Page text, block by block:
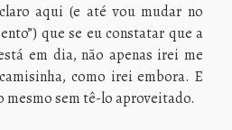
aqui (e até vou mudar no
que se eu constatar que a
em dia, não apenas irei me
como irei embora. E
mesmo sem tê-lo aproveitado.